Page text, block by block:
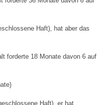
Haft), hat aber das
forderte 18 Monate davon 6 auf
Haft), er hat